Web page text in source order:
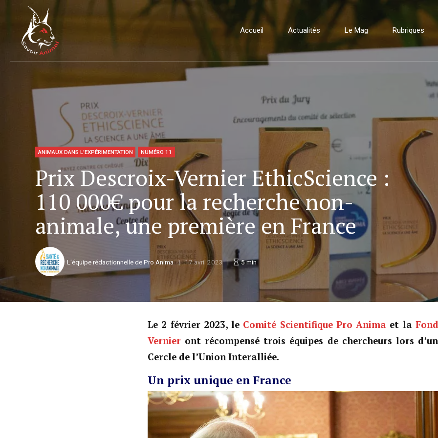
Accueil Actualités Le Mag Rubriques
ANIMAUX DANS L'EXPÉRIMENTATION NUMÉRO 11
Prix Descroix-Vernier EthicScience :
110 000€ pour la recherche non-
animale, une première en France
L'équipe rédactionnelle de Pro Anima 17 avril 2023 5min
Le 2 février 2023, le Comité Scientifique Pro Anima et la
Vernier ont récompensé trois équipes de chercheurs lors
Cercle de l’Union Interalliée.
Un prix unique en France